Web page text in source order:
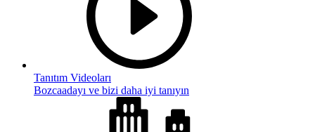
Tanıtım Videoları
Bozcaadayı ve bizi daha iyi tanıyın